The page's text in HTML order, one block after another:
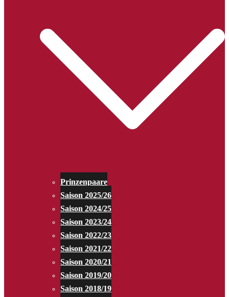
Prinzenpaare
Saison 2025/26
Saison 2024/25
Saison 2023/24
Saison 2022/23
Saison 2021/22
Saison 2020/21
Saison 2019/20
Saison 2018/19